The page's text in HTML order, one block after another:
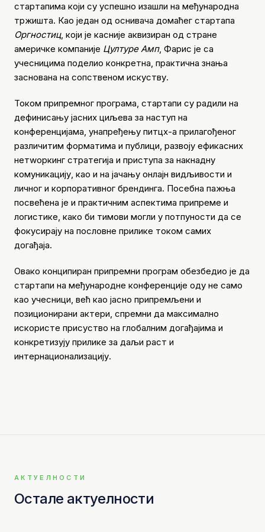
стартапима који су успешно изашли на међународна
тржишта. Као један од оснивача домаћег стартапа
Оргностиц, који је касније аквизиран од стране
америчке компаније Цултуре Амп, Фарис је са
учесницима поделио конкретна, практична знања
заснована на сопственом искуству.
Током припремног програма, стартапи су радили на
дефинисању јасних циљева за наступ на
конференцијама, унапређењу питцх-а прилагођеног
различитим форматима и публици, развоју ефикасних
нетwоркинг стратегија и приступа за накнадну
комуникацију, као и на јачању онлајн видљивости и
личног и корпоративног брендинга. Посебна пажња
посвећена је и практичним аспектима припреме и
логистике, како би тимови могли у потпуности да се
фокусирају на пословне прилике током самих
догађаја.
Овако конципиран припремни програм обезбедио је да
стартапи на међународне конференције оду не само
као учесници, већ као јасно припремљени и
позиционирани актери, спремни да максимално
искористе присуство на глобалним догађајима и
конкретизују прилике за даљи раст и
интернационализацију.
АКТУЕЛНОСТИ
Остале актуелности